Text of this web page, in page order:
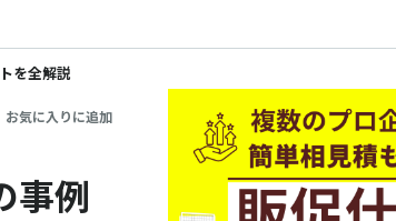
を全解説
お気に入りに追加
事例